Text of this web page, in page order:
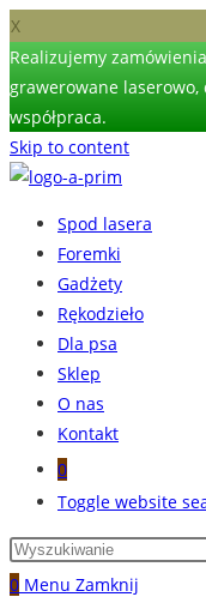
X
Realizujemy
grawerowane laserowo,
współpraca.
Skip to content
Spod lasera
Foremki
Gadżety
Rękodzieło
Dla psa
Sklep
O nas
Kontakt
0
Toggle website
0 Menu Zamknij